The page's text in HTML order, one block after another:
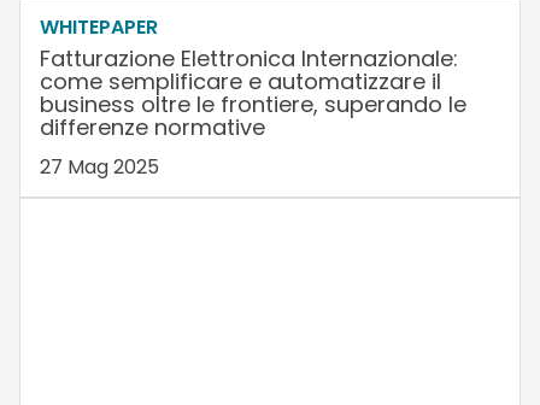
WHITEPAPER
Fatturazione Elettronica Internazionale:
come semplificare e automatizzare il
business oltre le frontiere, superando le
differenze normative
27 Mag 2025